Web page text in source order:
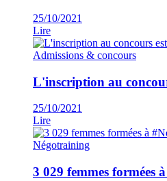
25/10/2021
Lire
Admissions & concours
L'inscription au
25/10/2021
Lire
Négotraining
3 029 femmes formées